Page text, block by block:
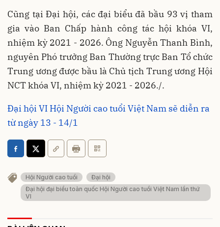
Cũng tại Đại hội, các đại biểu đã bầu 93 vị tham
gia vào Ban Chấp hành công tác hội khóa VI,
nhiệm kỳ 2021 - 2026. Ông Nguyễn Thanh Bình,
nguyên Phó trưởng Ban Thường trực Ban Tổ chức
Trung ương được bầu là Chủ tịch Trung ương Hội
NCT khóa VI, nhiệm kỳ 2021 - 2026./.
Đại hội VI Hội Người cao tuổi Việt Nam sẽ diễn ra
từ ngày 13 - 14/1
Hội Người cao tuổi
Đại hội
Đại hội đại biểu toàn quốc Hội Người cao tuổi Việt Nam lần thứ
VI